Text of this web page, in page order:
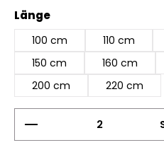
Längeauswählen
100 cm 110 cm
150 cm
160 cm
200 cm
220 cm
Produkt Anzahl: Gib